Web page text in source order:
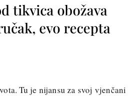
tikvica obožava
evo recepta
Tu je nijansu za svoj vjenčani